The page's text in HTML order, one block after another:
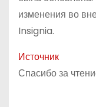
изменения во
Insignia.
Источник
Спасибо за